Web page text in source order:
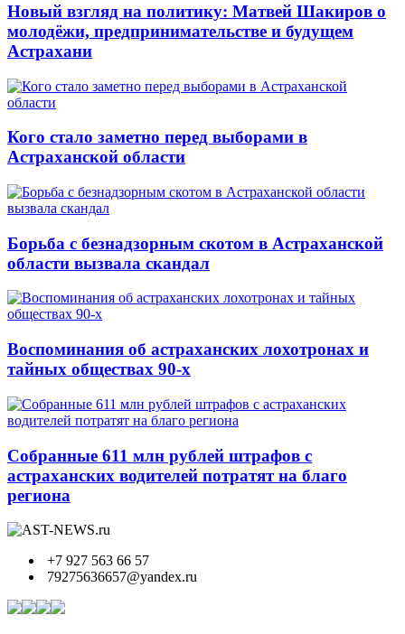
Новый взгляд на политику: Матвей Шакиров о
молодёжи, предпринимательстве и будущем
Астрахани
Кого стало заметно перед выборами в
Астраханской области
Борьба с безнадзорным скотом в Астраханской
области вызвала скандал
Воспоминания об астраханских лохотронах и
тайных обществах 90-х
Собранные 611 млн рублей штрафов с
астраханских водителей потратят на благо
региона
+7 927 563 66 57
79275636657@yandex.ru